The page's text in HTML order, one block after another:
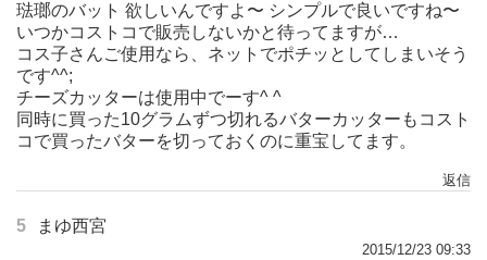
琺瑯のバット 欲しいんですよ〜 シンプルで良いですね〜
いつかコストコで販売しないかと待ってますが…
コス子さんご使用なら、ネットでポチッとしてしまいそう
です^^;
チーズカッターは使用中でーす^ ^
同時に買った10グラムずつ切れるバターカッターもコスト
コで買ったバターを切っておくのに重宝してます。
返信
5 まゆ西宮
2015/12/23 09:33